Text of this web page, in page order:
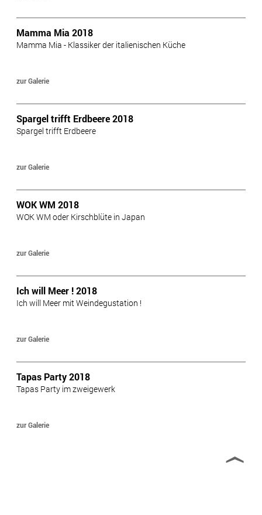
Mamma Mia 2018
Mamma Mia - Klassiker der italienischen Küche
zur Galerie
Spargel trifft Erdbeere 2018
Spargel trifft Erdbeere
zur Galerie
WOK WM 2018
WOK WM oder Kirschblüte in Japan
zur Galerie
Ich will Meer ! 2018
Ich will Meer mit Weindegustation !
zur Galerie
Tapas Party 2018
Tapas Party im zweigewerk
zur Galerie